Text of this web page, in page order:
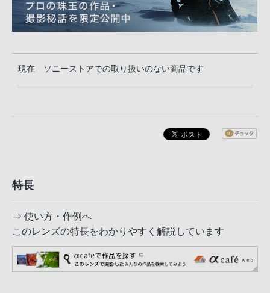
現在 ソニーストアでの取り扱いのない商品です
特長
⇒ 使い方・作例へ
このレンズの特長をわかりやすく解説しています